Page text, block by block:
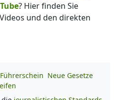
? Hier finden Sie
und den direkten
Führerschein Neue Gesetze